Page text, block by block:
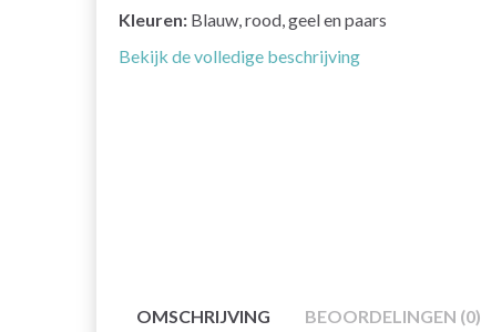
Kleuren: Blauw, rood, geel en paars
Bekijk de volledige beschrijving
OMSCHRIJVING BEOORDELINGEN (0)